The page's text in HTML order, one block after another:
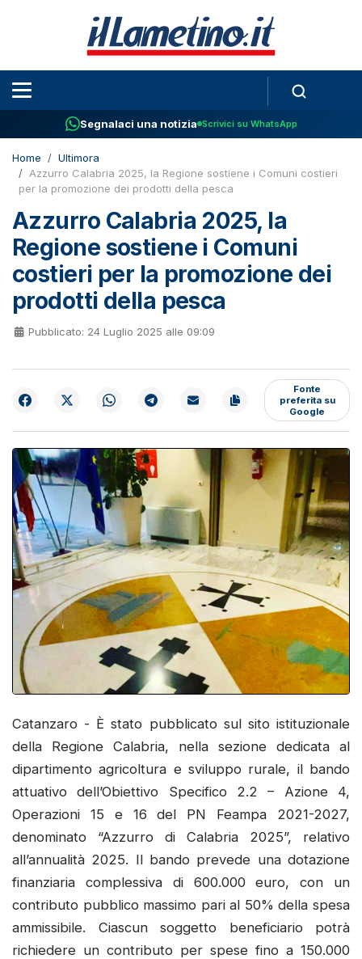
Segnalaci una notizia Scrivici su WhatsApp
Home
Ultimora
Azzurro Calabria 2025, la Regione sostiene i Comuni costieri
per la promozione dei prodotti della pesca
Azzurro Calabria 2025, la
Regione sostiene i Comuni
costieri per la promozione dei
prodotti della pesca
Pubblicato: 24 Luglio 2025 alle 09:09
Fonte
preferita su
Google
Catanzaro - È stato pubblicato sul sito istituzionale
della Regione Calabria, nella sezione dedicata al
dipartimento agricoltura e sviluppo rurale, il bando
attuativo dell’Obiettivo Specifico 2.2 – Azione 4,
Operazioni 15 e 16 del PN Feampa 2021-2027,
denominato “Azzurro di Calabria 2025”, relativo
all’annualità 2025. Il bando prevede una dotazione
finanziaria complessiva di 600.000 euro, con un
contributo pubblico massimo pari al 50% della spesa
ammissibile. Ciascun soggetto beneficiario potrà
richiedere un contributo per spese fino a 150.000